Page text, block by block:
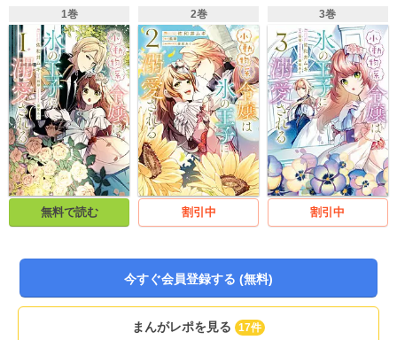
1巻
無料で読む
2巻
割引中
3巻
割引中
今すぐ会員登録する (無料)
まんがレポを見る 17件